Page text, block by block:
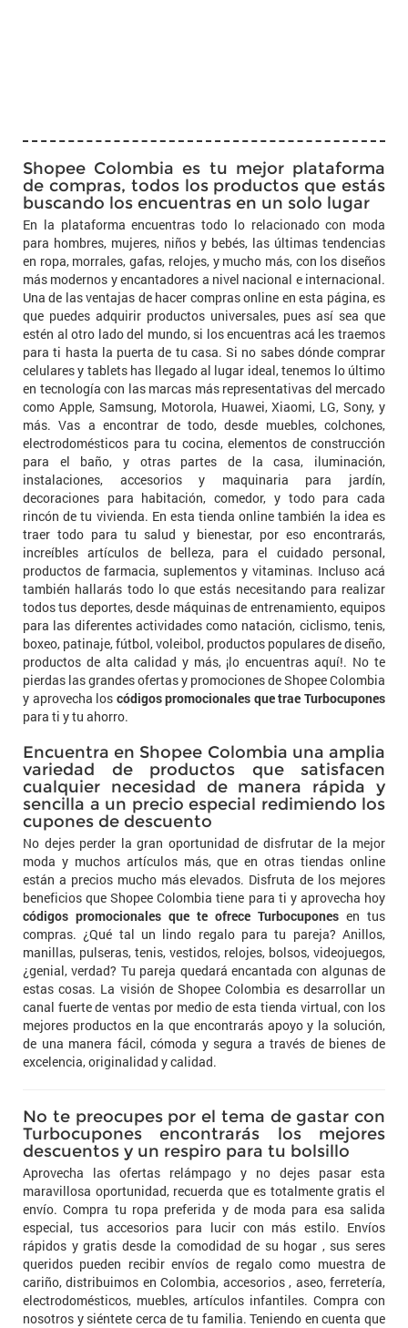
Shopee Colombia es tu mejor plataforma
de compras, todos los productos que estás
buscando los encuentras en un solo lugar
En la plataforma encuentras todo lo relacionado con moda
para hombres, mujeres, niños y bebés, las últimas tendencias
en ropa, morrales, gafas, relojes, y mucho más, con los diseños
más modernos y encantadores a nivel nacional e internacional.
Una de las ventajas de hacer compras online en esta página, es
que puedes adquirir productos universales, pues así sea que
estén al otro lado del mundo, si los encuentras acá les traemos
para ti hasta la puerta de tu casa. Si no sabes dónde comprar
celulares y tablets has llegado al lugar ideal, tenemos lo último
en tecnología con las marcas más representativas del mercado
como Apple, Samsung, Motorola, Huawei, Xiaomi, LG, Sony, y
más. Vas a encontrar de todo, desde muebles, colchones,
electrodomésticos para tu cocina, elementos de construcción
para el baño, y otras partes de la casa, iluminación,
instalaciones, accesorios y maquinaria para jardín,
decoraciones para habitación, comedor, y todo para cada
rincón de tu vivienda. En esta tienda online también la idea es
traer todo para tu salud y bienestar, por eso encontrarás,
increíbles artículos de belleza, para el cuidado personal,
productos de farmacia, suplementos y vitaminas. Incluso acá
también hallarás todo lo que estás necesitando para realizar
todos tus deportes, desde máquinas de entrenamiento, equipos
para las diferentes actividades como natación, ciclismo, tenis,
boxeo, patinaje, fútbol, voleibol, productos populares de diseño,
productos de alta calidad y más, ¡lo encuentras aquí!. No te
pierdas las grandes ofertas y promociones de Shopee Colombia
y aprovecha los códigos promocionales que trae Turbocupones
para ti y tu ahorro.
Encuentra en Shopee Colombia una amplia
variedad de productos que satisfacen
cualquier necesidad de manera rápida y
sencilla a un precio especial redimiendo los
cupones de descuento
No dejes perder la gran oportunidad de disfrutar de la mejor
moda y muchos artículos más, que en otras tiendas online
están a precios mucho más elevados. Disfruta de los mejores
beneficios que Shopee Colombia tiene para ti y aprovecha hoy
códigos promocionales que te ofrece Turbocupones en tus
compras. ¿Qué tal un lindo regalo para tu pareja? Anillos,
manillas, pulseras, tenis, vestidos, relojes, bolsos, videojuegos,
¿genial, verdad? Tu pareja quedará encantada con algunas de
estas cosas. La visión de Shopee Colombia es desarrollar un
canal fuerte de ventas por medio de esta tienda virtual, con los
mejores productos en la que encontrarás apoyo y la solución,
de una manera fácil, cómoda y segura a través de bienes de
excelencia, originalidad y calidad.
No te preocupes por el tema de gastar con
Turbocupones encontrarás los mejores
descuentos y un respiro para tu bolsillo
Aprovecha las ofertas relámpago y no dejes pasar esta
maravillosa oportunidad, recuerda que es totalmente gratis el
envío. Compra tu ropa preferida y de moda para esa salida
especial, tus accesorios para lucir con más estilo. Envíos
rápidos y gratis desde la comodidad de su hogar , sus seres
queridos pueden recibir envíos de regalo como muestra de
cariño, distribuimos en Colombia, accesorios , aseo, ferretería,
electrodomésticos, muebles, artículos infantiles. Compra con
nosotros y siéntete cerca de tu familia. Teniendo en cuenta que